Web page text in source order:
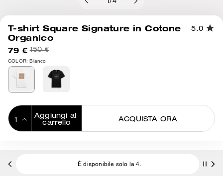
/4
T-shirt Square Signature in Cotone
Organico
5.0
79 € 150 €
COLOR: Bianco
Aggiungi al
carrello
ACQUISTA ORA
È disponibile solo la 4.